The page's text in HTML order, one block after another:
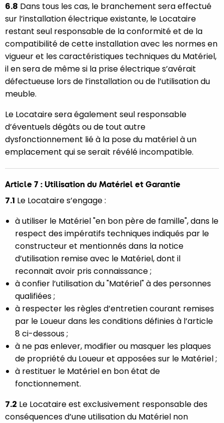
6.8 Dans tous les cas, le branchement sera effectué
sur l’installation électrique existante, le Locataire
restant seul responsable de la conformité et de la
compatibilité de cette installation avec les normes en
vigueur et les caractéristiques techniques du Matériel,
il en sera de même si la prise électrique s’avérait
défectueuse lors de l’installation ou de l’utilisation du
meuble.
Le Locataire sera également seul responsable
d’éventuels dégâts ou de tout autre
dysfonctionnement lié à la pose du matériel à un
emplacement qui se serait révélé incompatible.
Article 7 : Utilisation du Matériel et Garantie
7.1 Le Locataire s’engage :
à utiliser le Matériel "en bon père de famille", dans le
respect des impératifs techniques indiqués par le
constructeur et mentionnés dans la notice
d’utilisation remise avec le Matériel, dont il
reconnait avoir pris connaissance ;
à confier l’utilisation du "Matériel" à des personnes
qualifiées ;
à respecter les règles d’entretien courant remises
par le Loueur dans les conditions définies à l’article
8 ci-dessous ;
à ne pas enlever, modifier ou masquer les plaques
de propriété du Loueur et apposées sur le Matériel ;
à restituer le Matériel en bon état de
fonctionnement.
7.2 Le Locataire est exclusivement responsable des
conséquences d’une utilisation du Matériel non